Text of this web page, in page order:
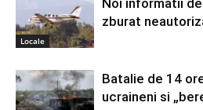
Locale
zburat
Batalie de 14
ucraineni si